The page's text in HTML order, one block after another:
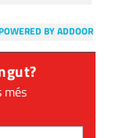
BY ADDOOR